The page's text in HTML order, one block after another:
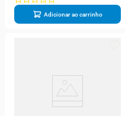
Adicionar ao carrinho